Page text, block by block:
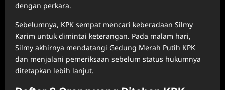
dengan perkara.
Sebelumnya, KPK sempat mencari keberadaan Silmy
Karim untuk dimintai keterangan. Pada malam hari,
Silmy akhirnya mendatangi Gedung Merah Putih KPK
dan menjalani pemeriksaan sebelum status hukumnya
ditetapkan lebih lanjut.